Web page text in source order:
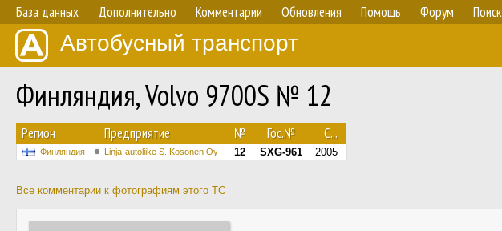
База данных Дополнительно Комментарии Обновления Помощь Форум Поиск
Автобусный транспорт
Финляндия, Volvo 9700S № 12
Регион Предприятие № Гос.№ С...
Финляндия Linja-autoliike S. Kosonen Oy 12 SXG-961 2005
Все комментарии к фотографиям этого ТС